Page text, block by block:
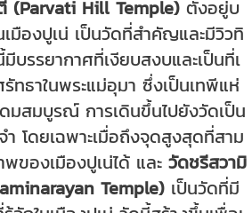
(Parvati Hill Temple) ตั้งอยู่บ
เมืองปูเน่ เป็นวัดที่สำคัญและมีวิวทิ
รรยากาศที่เงียบสงบและเป็นที่เ
ธาในพระแม่อุมา ซึ่งเป็นเทพีแห่
มสมบูรณ์ การเดินขึ้นไปยังวัดเป็น
โดยเฉพาะเมื่อถึงจุดสูงสุดที่สาม
ของเมืองปูเน่ได้ และ วัดชรีสวามิ
Temple) เป็นวัดที่มี